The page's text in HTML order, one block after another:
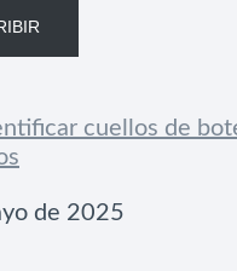
cuellos de
de 2025